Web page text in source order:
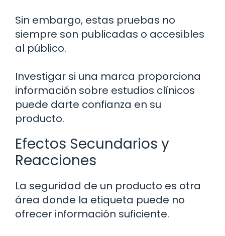
Sin embargo, estas pruebas no
siempre son publicadas o accesibles
al público.
Investigar si una marca proporciona
información sobre estudios clínicos
puede darte confianza en su
producto.
Efectos Secundarios y
Reacciones
La seguridad de un producto es otra
área donde la etiqueta puede no
ofrecer información suficiente.